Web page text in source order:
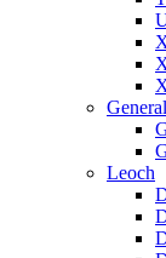
Leoch